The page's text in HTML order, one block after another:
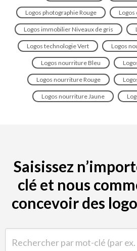
Logos photographie Rouge Logos
Logos immobilier Niveaux de gris
Logos technologie Vert Logos
Logos nourriture Bleu
Logos nourriture Rouge
Logos nourriture Jaune
Saisissez
clé et nous
concevoir des